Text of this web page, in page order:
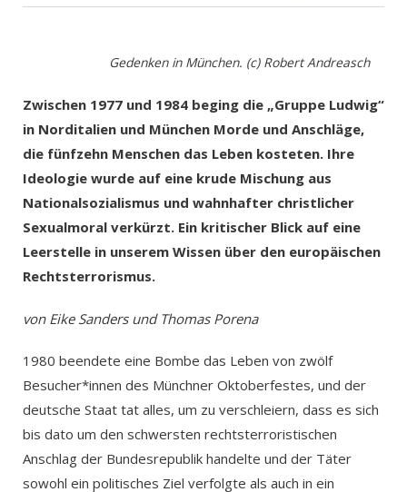
Gedenken in München. (c) Robert Andreasch
Zwischen 1977 und 1984 beging die „Gruppe Ludwig“
in Norditalien und München Morde und Anschläge,
die fünfzehn Menschen das Leben kosteten. Ihre
Ideologie wurde auf eine krude Mischung aus
Nationalsozialismus und wahnhafter christlicher
Sexualmoral verkürzt. Ein kritischer Blick auf eine
Leerstelle in unserem Wissen über den europäischen
Rechtsterrorismus.
von Eike Sanders und Thomas Porena
1980 beendete eine Bombe das Leben von zwölf
Besucher*innen des Münchner Oktoberfestes, und der
deutsche Staat tat alles, um zu verschleiern, dass es sich
bis dato um den schwersten rechtsterroristischen
Anschlag der Bundesrepublik handelte und der Täter
sowohl ein politisches Ziel verfolgte als auch in ein